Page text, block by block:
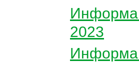
2023